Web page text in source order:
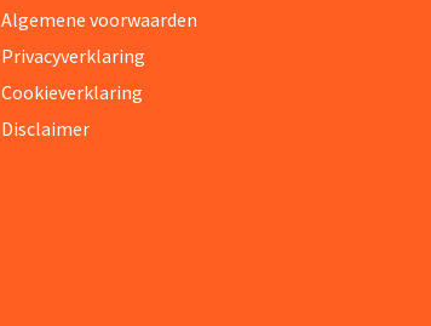
Algemene voorwaarden
Privacyverklaring
Cookieverklaring
Disclaimer